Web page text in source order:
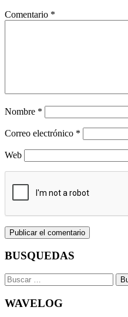
Comentario *
Nombre *
Correo electrónico *
Web
BUSQUEDAS
Buscar:
WAVELOG